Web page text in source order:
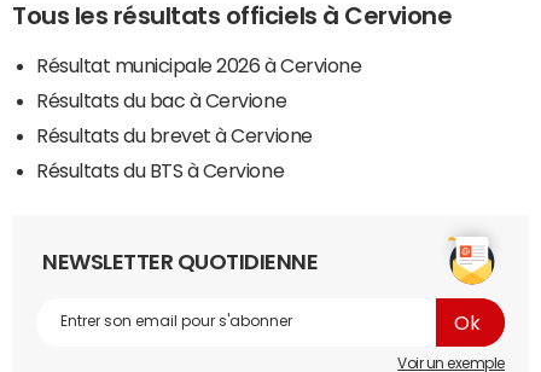
Tous les résultats officiels à Cervione
Résultat municipale 2026 à Cervione
Résultats du bac à Cervione
Résultats du brevet à Cervione
Résultats du BTS à Cervione
NEWSLETTER QUOTIDIENNE
Voir un exemple